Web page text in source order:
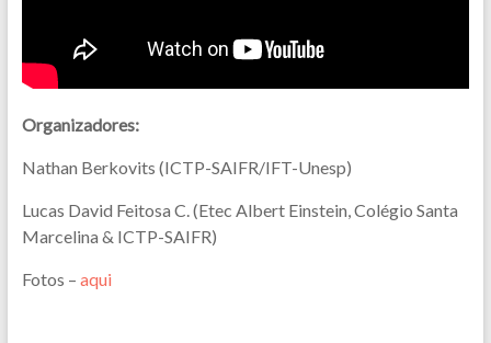
Organizadores:
Nathan Berkovits (ICTP-SAIFR/IFT-Unesp)
Lucas David Feitosa C. (Etec Albert Einstein, Colégio Santa
Marcelina & ICTP-SAIFR)
Fotos – aqui